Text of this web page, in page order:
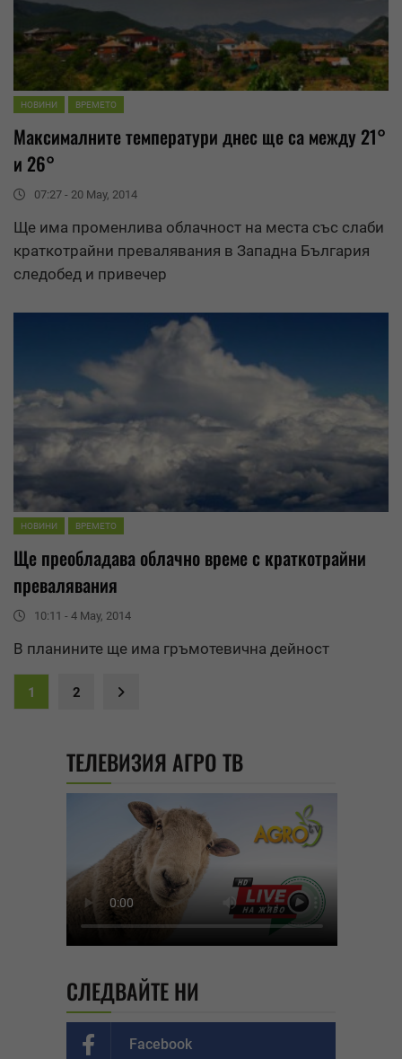
НОВИНИ ВРЕМЕТО
Максималните температури днес ще са между 21°
и 26°
07:27 - 20 May, 2014
Ще има променлива облачност на места със слаби
краткотрайни превалявания в Западна България
следобед и привечер
НОВИНИ ВРЕМЕТО
Ще преобладава облачно време с краткотрайни
превалявания
10:11 - 4 May, 2014
В планините ще има гръмотевична дейност
1 2
ТЕЛЕВИЗИЯ АГРО ТВ
СЛЕДВАЙТЕ НИ
Facebook